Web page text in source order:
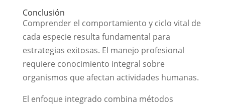
Conclusión
Comprender el comportamiento y ciclo vital de
cada especie resulta fundamental para
estrategias exitosas. El manejo profesional
requiere conocimiento integral sobre
organismos que afectan actividades humanas.
El enfoque integrado combina métodos